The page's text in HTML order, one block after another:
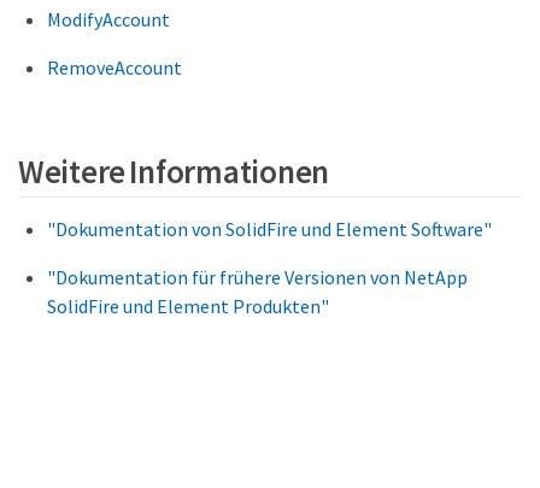
ModifyAccount
RemoveAccount
Weitere Informationen
"Dokumentation von SolidFire und Element Software"
"Dokumentation für frühere Versionen von NetApp
SolidFire und Element Produkten"